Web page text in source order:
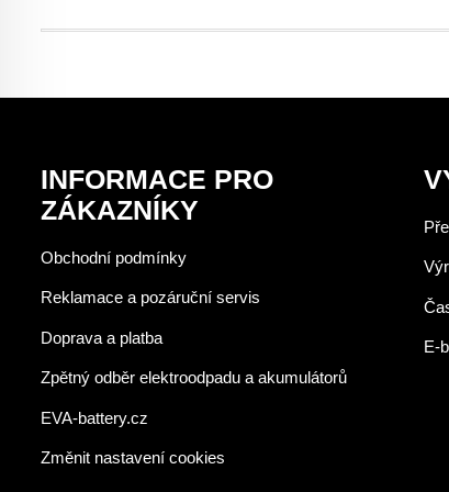
INFORMACE PRO
ZÁKAZNÍKY
Obchodní podmínky
Reklamace a pozáruční servis
Doprava a platba
Zpětný odběr elektroodpadu a akumulátorů
EVA-battery.cz
Změnit nastavení cookies
E-